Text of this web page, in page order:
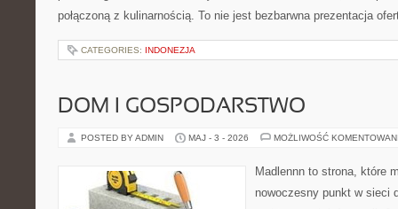
połączoną z kulinarnością. To nie jest bezbarwna prezentacja
CATEGORIES: INDONEZJA
DOM I GOSPODARSTWO
POSTED BY ADMIN MAJ - 3 - 2026 MOŻLIWOŚĆ
Madlennn to strona, które
nowoczesny punkt w sieci